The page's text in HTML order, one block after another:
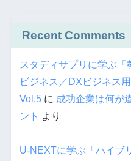
Recent Comments
スタディサプリに学ぶ「
ビジネス／DXビジネス
Vol.5に 成功企業は何が
ント より
U-NEXTに学ぶ「ハイブ